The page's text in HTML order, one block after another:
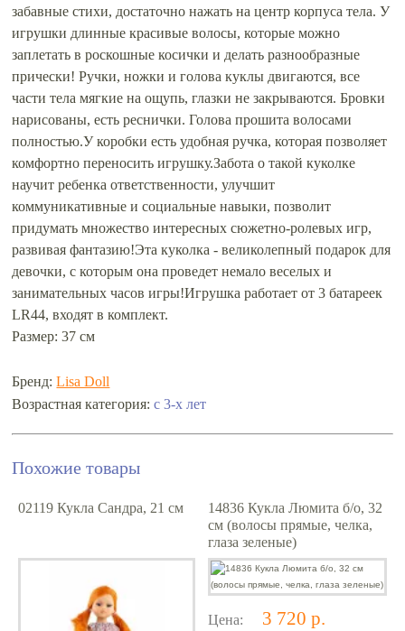
забавные стихи, достаточно нажать на центр корпуса тела. У
игрушки длинные красивые волосы, которые можно
заплетать в роскошные косички и делать разнообразные
прически! Ручки, ножки и голова куклы двигаются, все
части тела мягкие на ощупь, глазки не закрываются. Бровки
нарисованы, есть реснички. Голова прошита волосами
полностью.У коробки есть удобная ручка, которая позволяет
комфортно переносить игрушку.Забота о такой куколке
научит ребенка ответственности, улучшит
коммуникативные и социальные навыки, позволит
придумать множество интересных сюжетно-ролевых игр,
развивая фантазию!Эта куколка - великолепный подарок для
девочки, с которым она проведет немало веселых и
занимательных часов игры!Игрушка работает от 3 батареек
LR44, входят в комплект.
Размер: 37 см
Бренд:Lisa Doll
Возрастная категория:с 3-х лет
Похожие товары
02119 Кукла Сандра, 21 см
14836 Кукла Люмита б/о, 32
см (волосы прямые, челка,
глаза зеленые)
Цена: 3 720 р.